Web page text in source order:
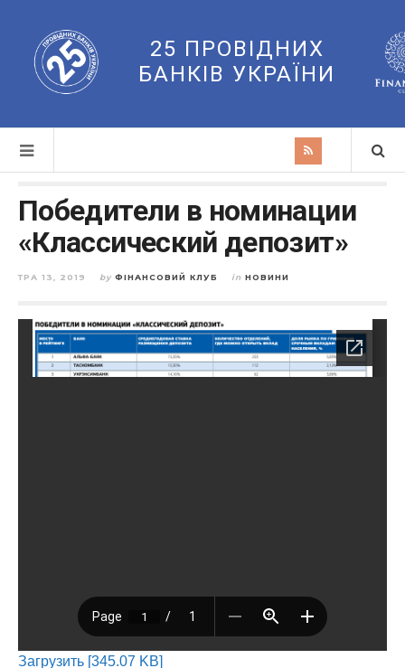
25 ПРОВІДНИХ
БАНКІВ УКРАЇНИ
Победители в номинации
«Классический депозит»
ТРА 13, 2019 by ФІНАНСОВИЙ КЛУБ in НОВИНИ
Загрузить [345.07 KB]